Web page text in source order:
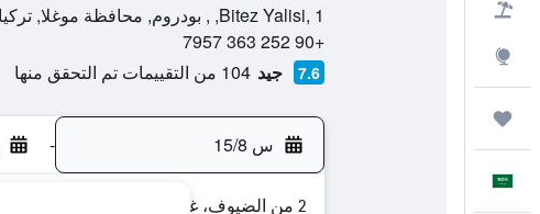
Bitez Yalisi, 1, , بودروم, محافظة موغلا, تركيا
+90 252 363 7957
7.6 جيد 104 من التقييمات تم التحقق منها
س 15/8 -
2 من الضيوف، غرفة واحدة